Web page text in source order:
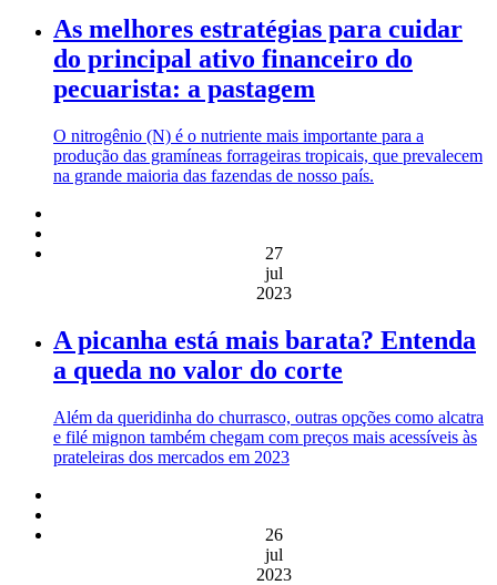
As melhores estratégias para cuidar
do principal ativo financeiro do
pecuarista: a pastagem
O nitrogênio (N) é o nutriente mais importante para a
produção das gramíneas forrageiras tropicais, que prevalecem
na grande maioria das fazendas de nosso país.
27
jul
2023
A picanha está mais barata? Entenda
a queda no valor do corte
Além da queridinha do churrasco, outras opções como alcatra
e filé mignon também chegam com preços mais acessíveis às
prateleiras dos mercados em 2023
26
jul
2023